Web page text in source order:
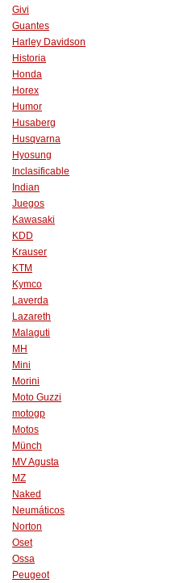
Givi
Guantes
Harley Davidson
Historia
Honda
Horex
Humor
Husaberg
Husqvarna
Hyosung
Inclasificable
Indian
Juegos
Kawasaki
KDD
Krauser
KTM
Kymco
Laverda
Lazareth
Malaguti
MH
Mini
Morini
Moto Guzzi
motogp
Motos
Münch
MV Agusta
MZ
Naked
Neumáticos
Norton
Oset
Ossa
Peugeot